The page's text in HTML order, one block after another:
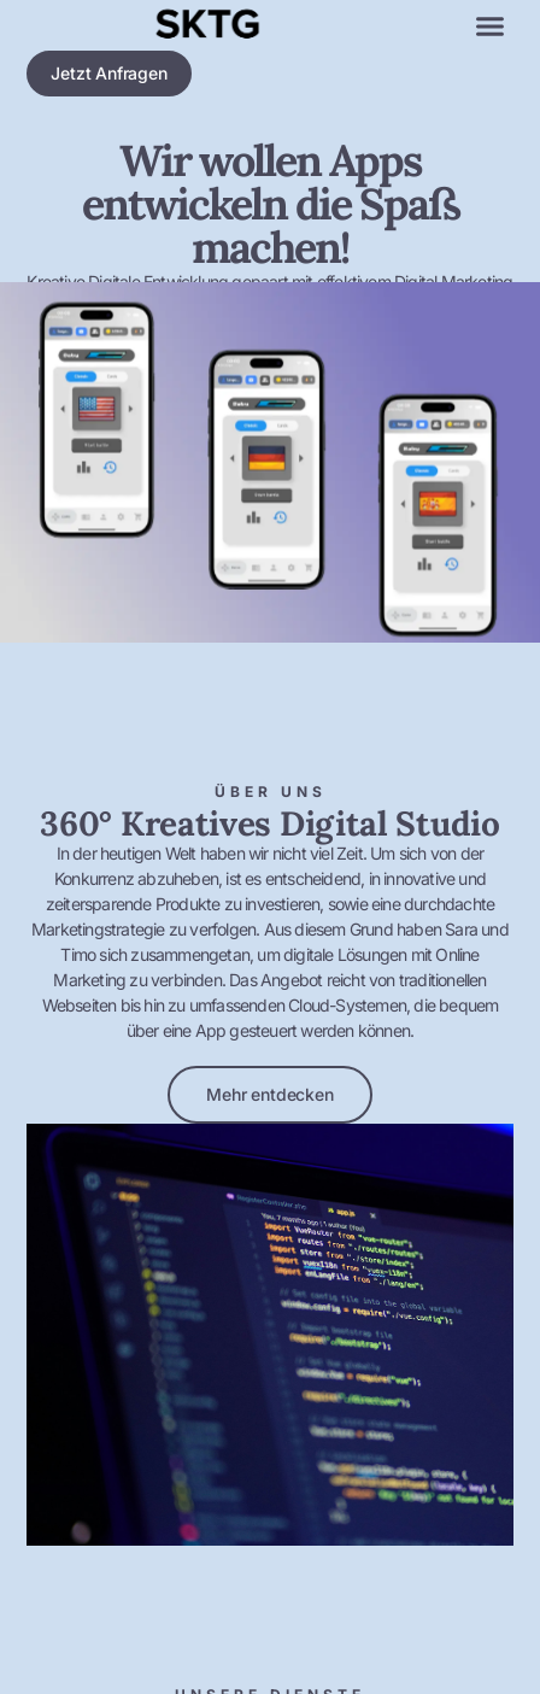
Jetzt Anfragen
Wir wollen Apps
entwickeln die Spaß
machen!
Kreative Digitale Entwicklung gepaart mit effektivem Digital Marketing
ÜBER UNS
360° Kreatives Digital Studio
In der heutigen Welt haben wir nicht viel Zeit. Um sich von der
Konkurrenz abzuheben, ist es entscheidend, in innovative und
zeitersparende Produkte zu investieren, sowie eine durchdachte
Marketingstrategie zu verfolgen. Aus diesem Grund haben Sara und
Timo sich zusammengetan, um digitale Lösungen mit Online
Marketing zu verbinden. Das Angebot reicht von traditionellen
Webseiten bis hin zu umfassenden Cloud-Systemen, die bequem
über eine App gesteuert werden können.
Mehr entdecken